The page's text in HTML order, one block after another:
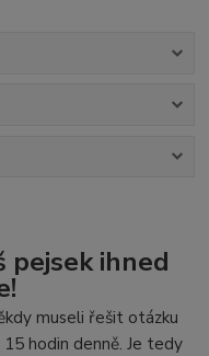
pejsek ihned
museli řešit otázku
hodin denně. Je tedy